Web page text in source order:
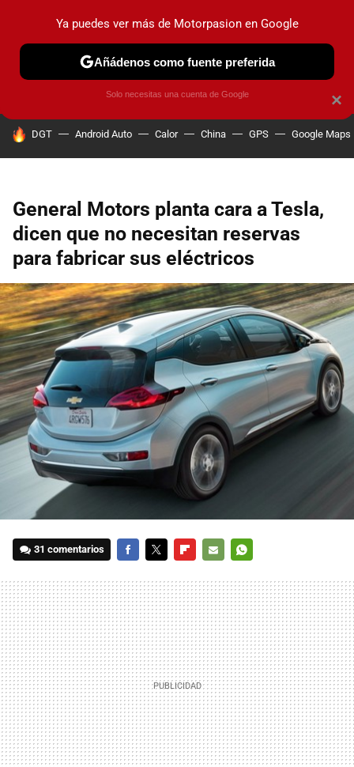
PRUEBAS COCHES ELÉCTRICOS OBSERVATORIO
HOY SE HABLA DE
DGT Android Auto Calor China GPS Google Maps
General Motors planta cara a Tesla,
dicen que no necesitan reservas
para fabricar sus eléctricos
31 comentarios
MAIL
×
Ya puedes ver más de Motorpasion en Google
Añádenos como fuente preferida
Solo necesitas una cuenta de Google